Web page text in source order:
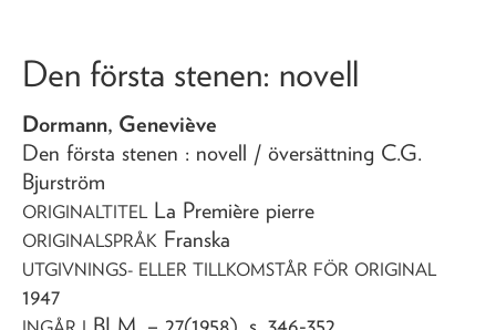
Den första stenen: novell
Dormann, Geneviève
Den första stenen : novell / översättning C.G.
Bjurström
ORIGINALTITEL La Première pierre
ORIGINALSPRÅK Franska
UTGIVNINGS- ELLER TILLKOMSTÅR FÖR ORIGINAL
1947